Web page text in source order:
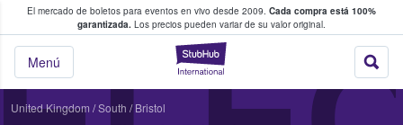
El mercado de boletos para eventos en vivo desde 2009. Cada compra está 100%
garantizada. Los precios pueden variar de su valor original.
StubHub: donde
Menú
fans compran y venden boletos
United Kingdom /South / Bristol